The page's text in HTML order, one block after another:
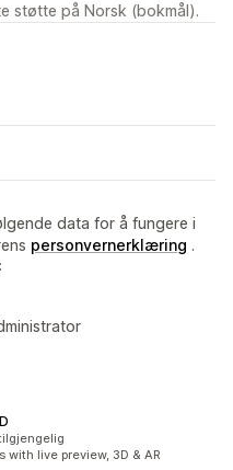
støtte på Norsk (bokmål).
data for å fungere i
personvernerklæring .
with live preview, 3D & AR